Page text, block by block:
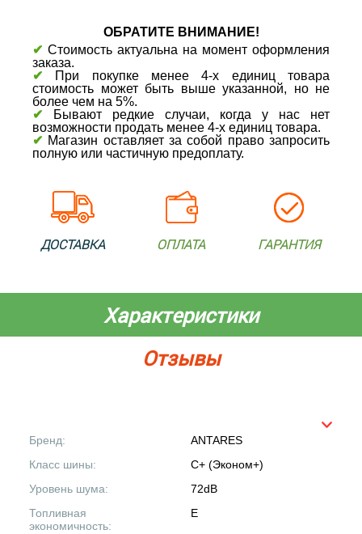
ОБРАТИТЕ ВНИМАНИЕ!
✔ Стоимость актуальна на момент оформления
заказа.
✔
При покупке менее 4-х единиц товара
стоимость может быть выше указанной, но не
более чем на 5%.
✔
Бывают редкие случаи, когда у нас нет
возможности продать менее 4-х единиц товара.
✔ Магазин оставляет за собой право запросить
полную или частичную предоплату.
ДОСТАВКА ОПЛАТА ГАРАНТИЯ
Характеристики
Отзывы
Бренд:
ANTARES
Класс шины:
C+ (Эконом+)
Уровень шума:
72dB
Топливная
экономичность:
E